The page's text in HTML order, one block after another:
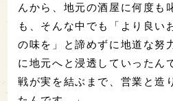
んから、地元の酒屋に何度も
も、そんな中でも「より良い
の味を」と諦めずに地道な努
に地元へと浸透していったん
戦が実を結ぶまで、営業と造